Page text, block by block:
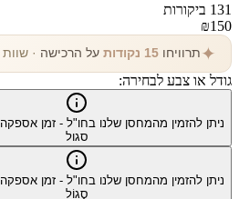
131 ביקורות
₪150
✦ תרוויחו 15 נקודות על הרכישה · שוות ₪
גודל או צבע לבחירה:
ניתן להזמין מהמחסן שלנו בחו"ל - זמן אספקה
סגול
ניתן להזמין מהמחסן שלנו בחו"ל - זמן אספקה
סָגוֹל